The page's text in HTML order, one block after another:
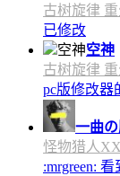
古树旋律
已修改
空神
古树旋律
pc版修改器
一曲
怪物猎人
:mrgreen: 看